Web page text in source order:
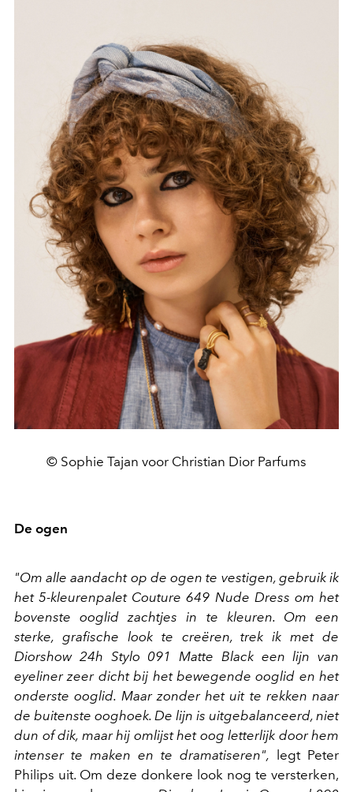
© Sophie Tajan voor Christian Dior Parfums
De ogen
"Om alle aandacht op de ogen te vestigen, gebruik ik
het 5-kleurenpalet Couture 649 Nude Dress om het
bovenste ooglid zachtjes in te kleuren. Om een
sterke, grafische look te creëren, trek ik met de
Diorshow 24h Stylo 091 Matte Black een lijn van
eyeliner zeer dicht bij het bewegende ooglid en het
onderste ooglid. Maar zonder het uit te rekken naar
de buitenste ooghoek. De lijn is uitgebalanceerd, niet
dun of dik, maar hij omlijst het oog letterlijk door hem
intenser te maken en te dramatiseren", legt Peter
Philips uit. Om deze donkere look nog te versterken,